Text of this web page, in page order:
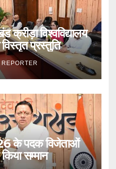
क्रीड़ा विश्वविद्यालय
विस्तृत प्रस्तुति
REPORTER
के पदक विजेताओं
सम्मान